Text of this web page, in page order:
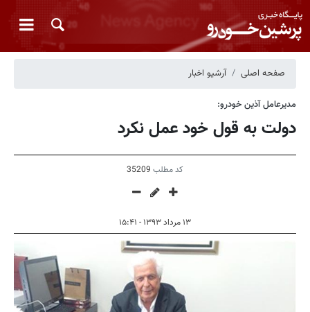
صفحه اصلی آرشیو اخبار
مدیرعامل آذین خودرو:
دولت به قول خود عمل نکرد
کد مطلب 35209
۱۳ مرداد ۱۳۹۳ - ۱۵:۴۱